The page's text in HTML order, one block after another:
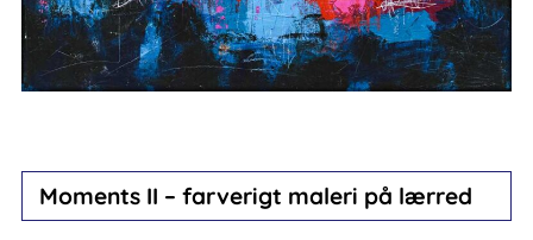
Moments II – farverigt maleri på lærred